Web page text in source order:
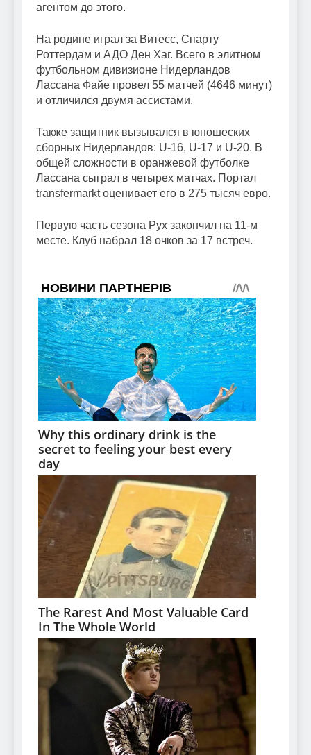
агентом до этого.
На родине играл за Витесс, Спарту
Роттердам и АДО Ден Хаг. Всего в элитном
футбольном дивизионе Нидерландов
Лассана Файе провел 55 матчей (4646 минут)
и отличился двумя ассистами.
Также защитник вызывался в юношеских
сборных Нидерландов: U-16, U-17 и U-20. В
общей сложности в оранжевой футболке
Лассана сыграл в четырех матчах. Портал
transfermarkt оценивает его в 275 тысяч евро.
Первую часть сезона Рух закончил на 11-м
месте. Клуб набрал 18 очков за 17 встреч.